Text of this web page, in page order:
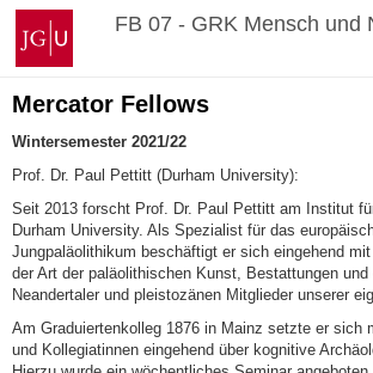
Zum
Inhalt
springen
Johannes
Gutenberg-
Universität
Mainz
FB 07 - GRK Mensch und
Mercator Fellows
Wintersemester 2021/22
Prof. Dr. Paul Pettitt (Durham University):
Seit 2013 forscht Prof. Dr. Paul Pettitt am Institut
Durham University. Als Spezialist für das
Jungpaläolithikum beschäftigt er sich eingehend
der Art der paläolithischen Kunst, Bestattungen und
Neandertaler und pleistozänen Mitglieder unserer
Am Graduiertenkolleg 1876 in Mainz setzte er sich
und Kollegiatinnen eingehend über kognitive